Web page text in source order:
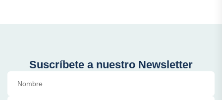
Suscríbete a nuestro Newsletter